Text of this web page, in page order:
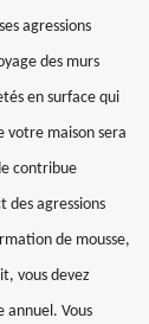
agressions
des murs
en surface qui
votre maison sera
contribue
des agressions
de mousse,
vous devez
annuel. Vous